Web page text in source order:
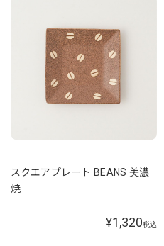
スクエアプレート BEANS 美濃
焼
¥1,320税込